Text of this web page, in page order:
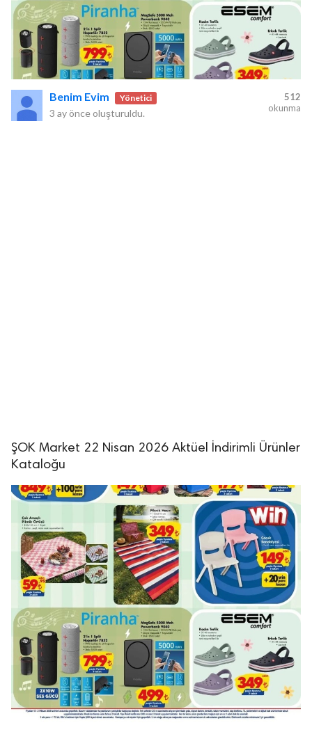
Benim Evim Yönetici
3 ay önce oluşturuldu.
512
okunma
ŞOK Market 22 Nisan 2026 Aktüel İndirimli Ürünler
Kataloğu